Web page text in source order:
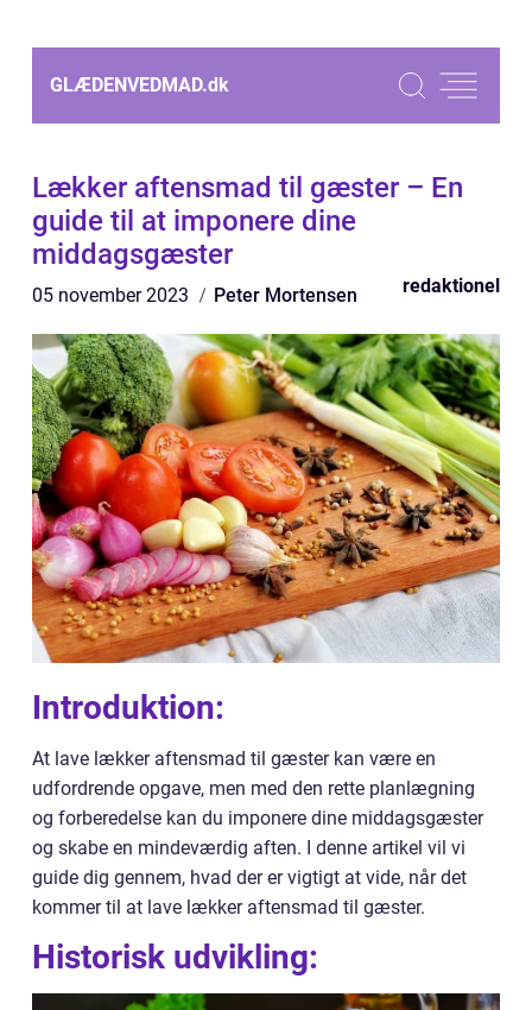
GLÆDENVEDMAD.dk
Lækker aftensmad til gæster – En
guide til at imponere dine
middagsgæster
05 november 2023 Peter Mortensen redaktionel
Introduktion:
At lave lækker aftensmad til gæster kan være en
udfordrende opgave, men med den rette planlægning
og forberedelse kan du imponere dine middagsgæster
og skabe en mindeværdig aften. I denne artikel vil vi
guide dig gennem, hvad der er vigtigt at vide, når det
kommer til at lave lækker aftensmad til gæster.
Historisk udvikling: